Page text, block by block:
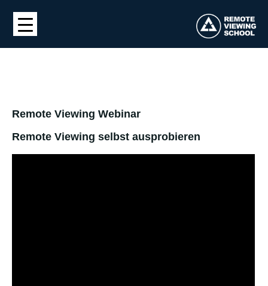
Remote Viewing Webinar
Remote Viewing selbst ausprobieren